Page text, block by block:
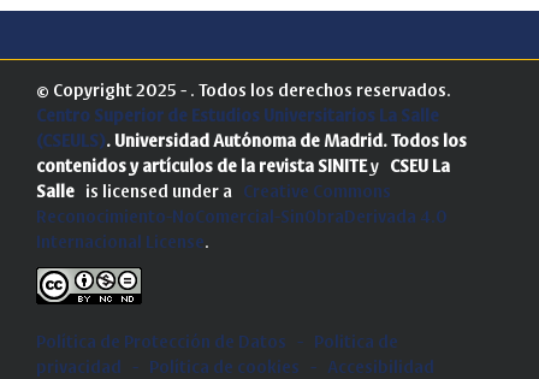
© Copyright 2025 - . Todos los derechos reservados.
Centro Superior de Estudios Universitarios La Salle
(CSEULS). Universidad Autónoma de Madrid. Todos los
contenidos y artículos de la revista SINITEy CSEU La
Salle is licensed under a Creative Commons
Reconocimiento-NoComercial-SinObraDerivada 4.0
Internacional License.
Política de Protección de Datos - Politica de
privacidad
- Política de cookies - Accesibilidad